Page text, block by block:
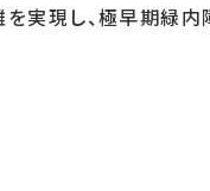
実現し、極早期緑内